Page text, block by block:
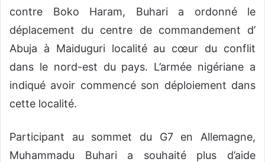
contre Boko Haram, Buhari a ordonné le
déplacement du centre de commandement d’
Abuja à Maiduguri localité au cœur du conflit
dans le nord-est du pays. L’armée nigériane a
indiqué avoir commencé son déploiement dans
cette localité.
Participant au sommet du G7 en Allemagne,
Muhammadu Buhari a souhaité plus d’aide